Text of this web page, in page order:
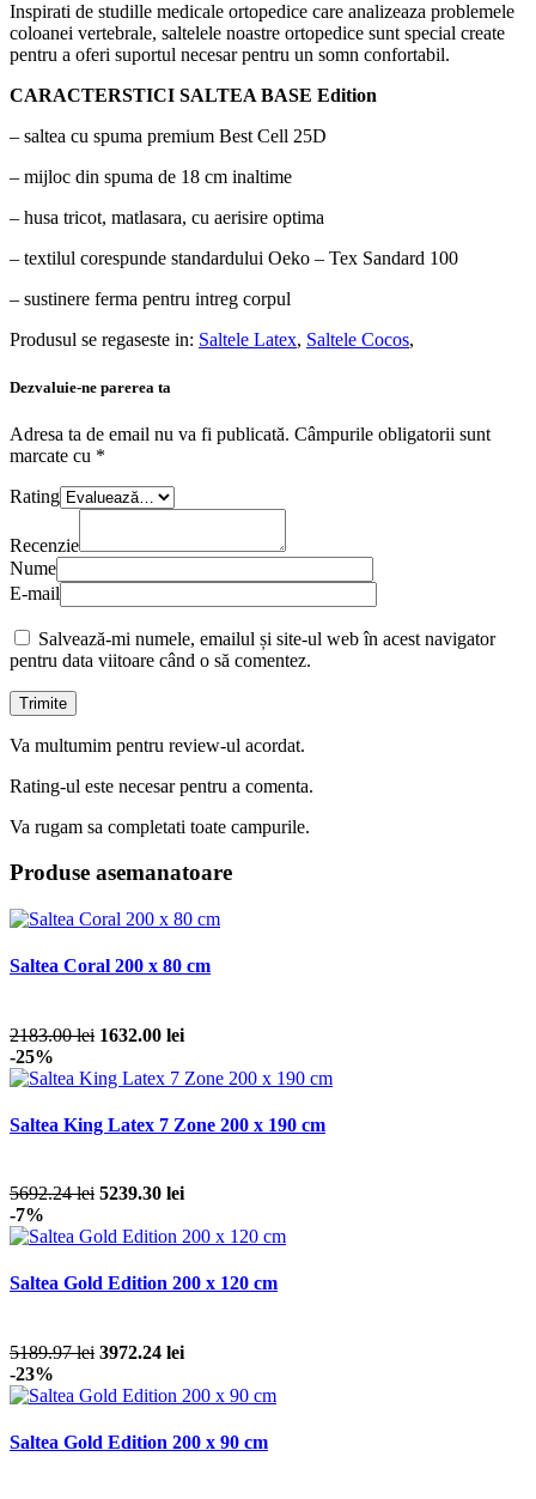
Inspirati de studille medicale ortopedice care analizeaza problemele
coloanei vertebrale, saltelele noastre ortopedice sunt special create
pentru a oferi suportul necesar pentru un somn confortabil.
CARACTERSTICI SALTEA BASE Edition
– saltea cu spuma premium Best Cell 25D
– mijloc din spuma de 18 cm inaltime
– husa tricot, matlasara, cu aerisire optima
– textilul corespunde standardului Oeko – Tex Sandard 100
– sustinere ferma pentru intreg corpul
Produsul se regaseste in: Saltele Latex, Saltele Cocos,
Dezvaluie-ne parerea ta
Adresa ta de email nu va fi publicată. Câmpurile obligatorii sunt
marcate cu *
Rating
Recenzie
Nume
E-mail
Salvează-mi numele, emailul și site-ul web în acest navigator
pentru data viitoare când o să comentez.
Va multumim pentru review-ul acordat.
Rating-ul este necesar pentru a comenta.
Va rugam sa completati toate campurile.
Produse asemanatoare
Saltea Coral 200 x 80 cm
2183.00 lei 1632.00 lei
-25%
Saltea King Latex 7 Zone 200 x 190 cm
5692.24 lei 5239.30 lei
-7%
Saltea Gold Edition 200 x 120 cm
5189.97 lei 3972.24 lei
-23%
Saltea Gold Edition 200 x 90 cm